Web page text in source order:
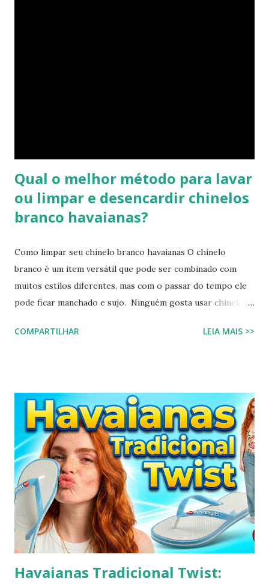
chi...
Qual o melhor método para lavar
ou limpar e desencardir chinelos
branco havaianas?
Como limpar seu chinelo branco havaianas O chinelo
branco é um item versátil que pode ser combinado com
muitos estilos diferentes, mas com o passar do tempo ele
pode ficar manchado e sujo. Ninguém gosta usar chinelo
branca ou alguma cor clara, principalmente os chinelos
que um look com chinelo, não é mesmo? Não se preocupe,
existem ótimas técnicas que você pode usar para limpar e
deixar seu chinelo branco brilhando novamente. Aprenda
como fazer isso agora mesmo! Um chinelo que combina
muito bem com peças jeans é o chinelo havaianas modelo
tradicional, o modelo bicolor da havaianas. Principalmente o
modelo na versão branco e azul claro. Como manter
havaianas branca O chinelo branco é uma peça elegante que
combina com quase tudo, mas precisa de um pouco de ...
COMPARTILHAR LEIA MAIS >>
Havaianas Tradicional Twist: